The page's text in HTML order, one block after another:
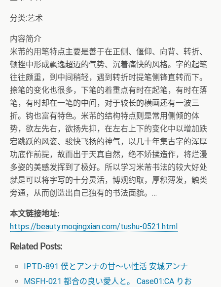
分类:艺术
内容简介
米芾的用笔特点主要是善于在正侧、偃仰、向背、转折、
顿挫中形成飘逸超迈的气势、沉着痛快的风格。字的起笔
往往颇重，到中间稍轻，遇到转折时提笔侧锋直转而下。
捺笔的变化也很多，下笔的着重点有时在起笔，有时在落
笔，有时却在一笔的中间，对于较长的横画还有一波三
折。钩也富有特色。米芾的结构特点则是常用侧倾的体
势，欲左先右，欲扬先抑，在左右上下的变化中以增加跌
宕跳跃的风姿、骏快飞扬的神气，以几十年集古字的浑厚
功底作前提，故而出于天真自然，绝不矫揉造作，将烂漫
多姿的美感发挥到了极好。所以学习米芾书法的较大好处
就是可以将字写的十分灵活，博观约取，厚积薄发，触类
旁通，从而创造出自己独有的书法面貌。…
本文链接地址:
https://beauty.moqingxian.com/tushu-0521.html
Related Posts:
IPTD-891 僕とアンナの甘～い性活 安城アンナ
MSFH-021 都合の良い愛人と。 Case01:CA りお